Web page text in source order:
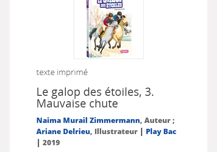
texte imprimé
Le galop des étoiles, 3.
Mauvaise chute
Naima Murail Zimmermann, Auteur ;
Ariane Delrieu, Illustrateur | Play Bac
| 2019